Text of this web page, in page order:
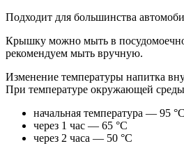
Подходит для большинства
Крышку можно мыть в
рекомендуем мыть вручную.
Изменение температуры напитка
При температуре окружающей
начальная температура — 95 °С
через 1 час — 65 °С
через 2 часа — 50 °С